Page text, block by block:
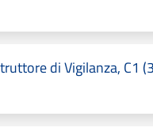
di Vigilanza, C1